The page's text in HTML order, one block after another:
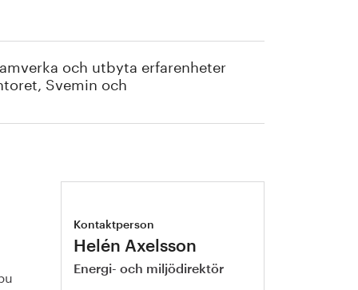
och utbyta erfarenheter
Svemin och
Kontaktperson
Helén Axelsson
Energi- och miljödirektör